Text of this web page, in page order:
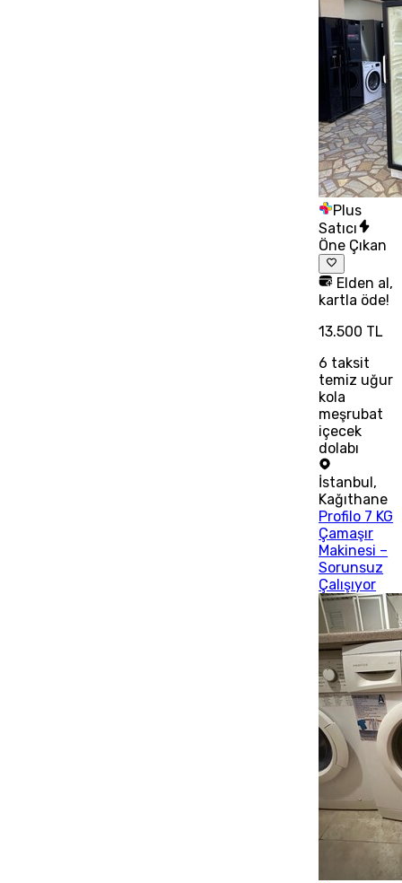
Plus
Satıcı
Öne Çıkan
Elden al,
kartla öde!
13.500 TL
6 taksit
temiz uğur
kola
meşrubat
içecek
dolabı
İstanbul,
Kağıthane
Profilo 7 KG
Çamaşır
Makinesi –
Sorunsuz
Çalışıyor